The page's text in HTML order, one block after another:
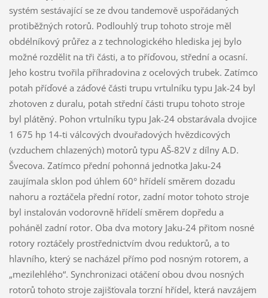
systém sestávající se ze dvou tandemově uspořádaných
protiběžných rotorů. Podlouhlý trup tohoto stroje měl
obdélníkový průřez a z technologického hlediska jej bylo
možné rozdělit na tři části, a to příďovou, střední a ocasní.
Jeho kostru tvořila příhradovina z ocelových trubek. Zatímco
potah příďové a záďové části trupu vrtulníku typu Jak-24 byl
zhotoven z duralu, potah střední části trupu tohoto stroje
byl plátěný. Pohon vrtulníku typu Jak-24 obstarávala dvojice
1 675 hp 14-ti válcových dvouřadových hvězdicových
(vzduchem chlazených) motorů typu AŠ-82V z dílny A.D.
Švecova. Zatímco přední pohonná jednotka Jaku-24
zaujímala sklon pod úhlem 60° hřídelí směrem dozadu
nahoru a roztáčela přední rotor, zadní motor tohoto stroje
byl instalován vodorovně hřídelí směrem dopředu a
poháněl zadní rotor. Oba dva motory Jaku-24 přitom nosné
rotory roztáčely prostřednictvím dvou reduktorů, a to
hlavního, který se nacházel přímo pod nosným rotorem, a
„mezilehlého“. Synchronizaci otáčení obou dvou nosných
rotorů tohoto stroje zajišťovala torzní hřídel, která navzájem